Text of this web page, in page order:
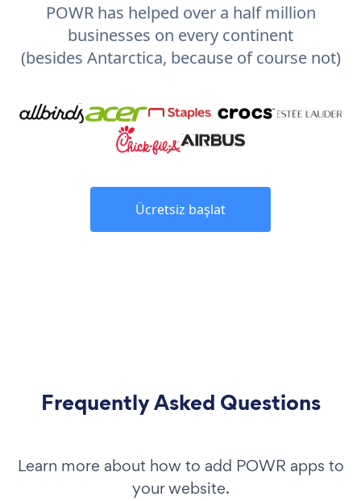
POWR has helped over a half million
businesses on every continent
(besides Antarctica, because of course not)
Ücretsiz başlat
Frequently Asked Questions
Learn more about how to add POWR apps to
your website.